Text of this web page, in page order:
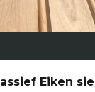
Eiken